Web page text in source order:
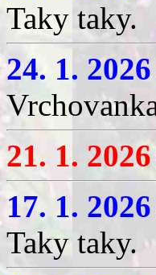
Taky taky.
24. 1.
21. 1.
17. 1.
Taky taky.